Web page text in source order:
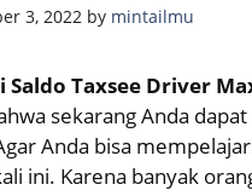
3, 2022 by mintailmu
Saldo Taxsee Driver
sekarang Anda
Anda bisa
ini. Karena banyak